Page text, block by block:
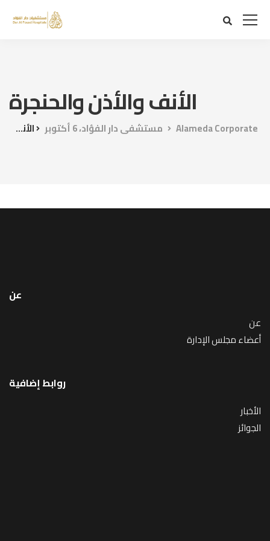
الأنف والأذن والحنجرة
Alameda Corporate مستشفى دار الفؤاد، 6 أكتوبر الأنف والأذن والحنجرة
عن
عن
أعضاء مجلس الإدارة
روابط إضافية
الأخبار
الجوائز